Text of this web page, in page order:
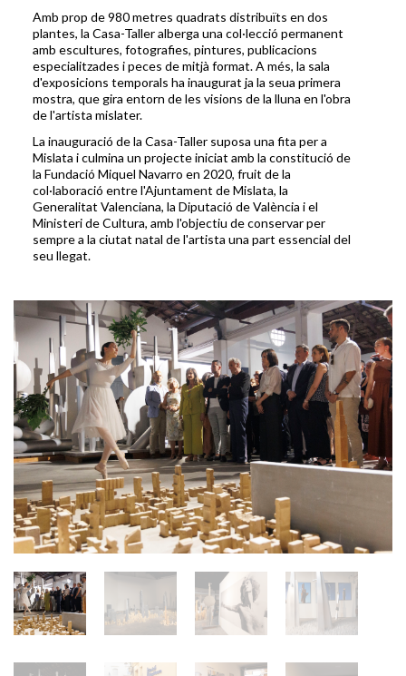
Amb prop de 980 metres quadrats distribuïts en dos
plantes, la Casa-Taller alberga una col·lecció permanent
amb escultures, fotografies, pintures, publicacions
especialitzades i peces de mitjà format. A més, la sala
d'exposicions temporals ha inaugurat ja la seua primera
mostra, que gira entorn de les visions de la lluna en l'obra
de l'artista mislater.
La inauguració de la Casa-Taller suposa una fita per a
Mislata i culmina un projecte iniciat amb la constitució de
la Fundació Miquel Navarro en 2020, fruit de la
col·laboració entre l'Ajuntament de Mislata, la
Generalitat Valenciana, la Diputació de València i el
Ministeri de Cultura, amb l'objectiu de conservar per
sempre a la ciutat natal de l'artista una part essencial del
seu llegat.